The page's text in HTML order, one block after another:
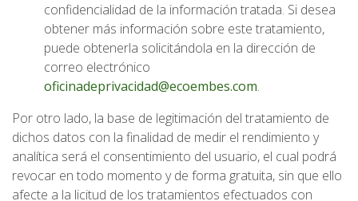
confidencialidad de la información tratada. Si desea
obtener más información sobre este tratamiento,
puede obtenerla solicitándola en la dirección de
correo electrónico
oficinadeprivacidad@ecoembes.com.
Por otro lado, la base de legitimación del tratamiento de
dichos datos con la finalidad de medir el rendimiento y
analítica será el consentimiento del usuario, el cual podrá
revocar en todo momento y de forma gratuita, sin que ello
afecte a la licitud de los tratamientos efectuados con